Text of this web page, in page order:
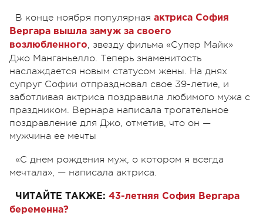
В конце ноября популярная актриса София
Вергара вышла замуж за своего
возлюбленного, звезду фильма «Супер Майк»
Джо Манганьелло. Теперь знаменитость
наслаждается новым статусом жены. На днях
супруг Софии отпраздновал свое 39-летие, и
заботливая актриса поздравила любимого мужа с
праздником. Вернара написала трогательное
поздравление для Джо, отметив, что он —
мужчина ее мечты
«С днем рождения муж, о котором я всегда
мечтала», — написала актриса.
ЧИТАЙТЕ ТАКЖЕ: 43-летняя София Вергара
беременна?